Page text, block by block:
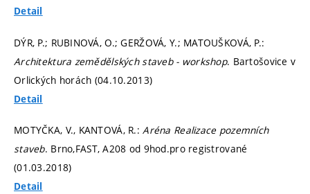
Detail
DÝR, P.; RUBINOVÁ, O.; GERŽOVÁ, Y.; MATOUŠKOVÁ, P.:
Architektura zemědělských staveb - workshop. Bartošovice v
Orlických horách (04.10.2013)
Detail
MOTYČKA, V., KANTOVÁ, R.:Aréna Realizace pozemních
staveb. Brno,FAST, A208 od 9hod.pro registrované
(01.03.2018)
Detail